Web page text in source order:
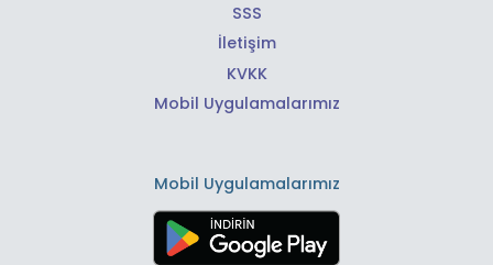
SSS
İletişim
KVKK
Mobil Uygulamalarımız
Mobil Uygulamalarımız